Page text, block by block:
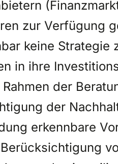
zur Verfügung
keine Strategie
in ihre
der
der
erkennbare